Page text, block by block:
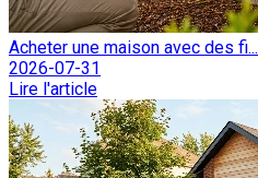
Acheter une maison avec des fi...
2026-07-31
Lire l'article